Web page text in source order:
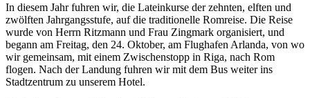
In diesem Jahr fuhren wir, die Lateinkurse der zehnten, elften und
zwölften Jahrgangsstufe, auf die traditionelle Romreise. Die Reise
wurde von Herrn Ritzmann und Frau Zingmark organisiert, und
begann am Freitag, den 24. Oktober, am Flughafen Arlanda, von wo
wir gemeinsam, mit einem Zwischenstopp in Riga, nach Rom
flogen. Nach der Landung fuhren wir mit dem Bus weiter ins
Stadtzentrum zu unserem Hotel.